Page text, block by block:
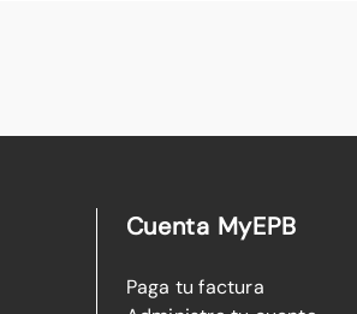
Cuenta MyEPB
Paga tu factura